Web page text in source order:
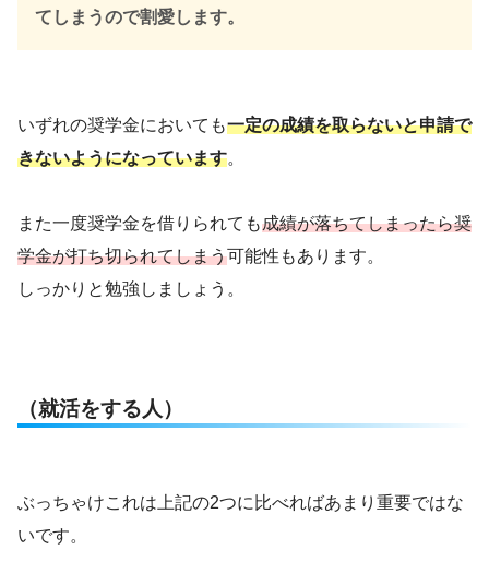
てしまうので割愛します。
いずれの奨学金においても一定の成績を取らないと申請で
きないようになっています。
また一度奨学金を借りられても成績が落ちてしまったら奨
学金が打ち切られてしまう可能性もあります。
しっかりと勉強しましょう。
（就活をする人）
ぶっちゃけこれは上記の2つに比べればあまり重要ではな
いです。